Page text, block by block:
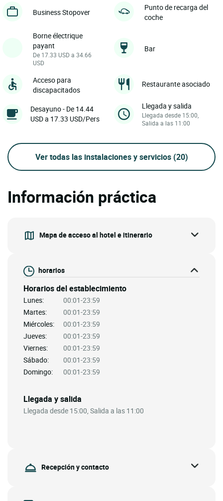
Business Stopover
Punto de recarga del
coche
Borne électrique
payant
De 17.33 USD a 34.66
USD
Bar
Acceso para
discapacitados
Restaurante asociado
Desayuno - De 14.44
USD a 17.33 USD/Pers
Llegada y salida
Llegada desde 15:00,
Salida a las 11:00
Ver todas las instalaciones y servicios (20)
Información práctica
Mapa de acceso al hotel e itinerario
horarios
Horarios del establecimiento
Lunes:
00:01-23:59
Martes:
00:01-23:59
Miércoles:
00:01-23:59
Jueves:
00:01-23:59
Viernes:
00:01-23:59
Sábado:
00:01-23:59
Domingo:
00:01-23:59
Llegada y salida
Llegada desde 15:00, Salida a las 11:00
Recepción y contacto